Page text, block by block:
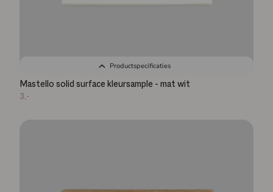
Productspecificaties
Mastello solid surface kleursample - mat wit
3,-